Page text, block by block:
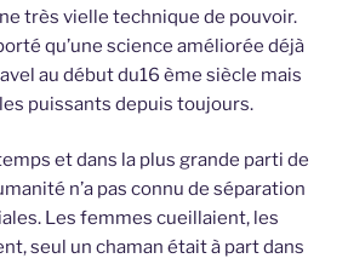
très vielle technique de pouvoir.
qu’une science améliorée déjà
au début du16 ème siècle mais
puissants depuis toujours.
et dans la plus grande parti de
n’a pas connu de séparation
Les femmes cueillaient, les
seul un chaman était à part dans